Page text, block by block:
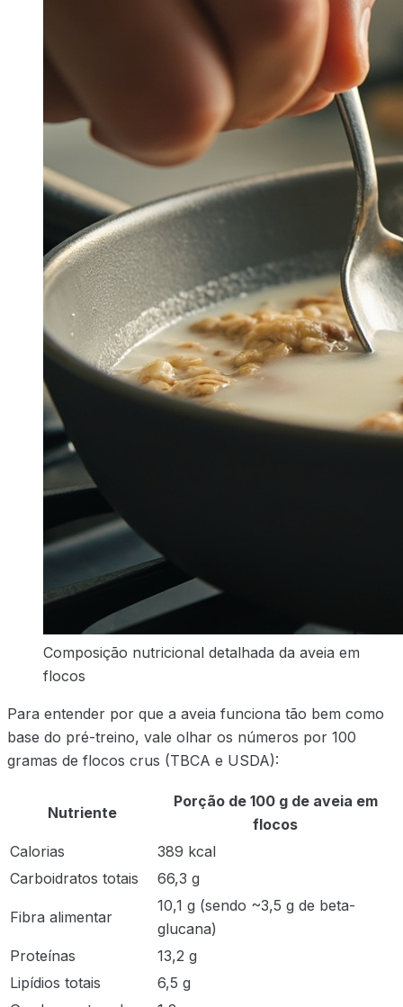
Composição nutricional detalhada da aveia em
flocos
Para entender por que a aveia funciona tão bem como
base do pré-treino, vale olhar os números por 100
gramas de flocos crus (TBCA e USDA):
Nutriente
Porção de 100 g de aveia em
flocos
Calorias
389 kcal
Carboidratos totais
66,3 g
Fibra alimentar
10,1 g (sendo ~3,5 g de beta-
glucana)
Proteínas
13,2 g
Lipídios totais
6,5 g